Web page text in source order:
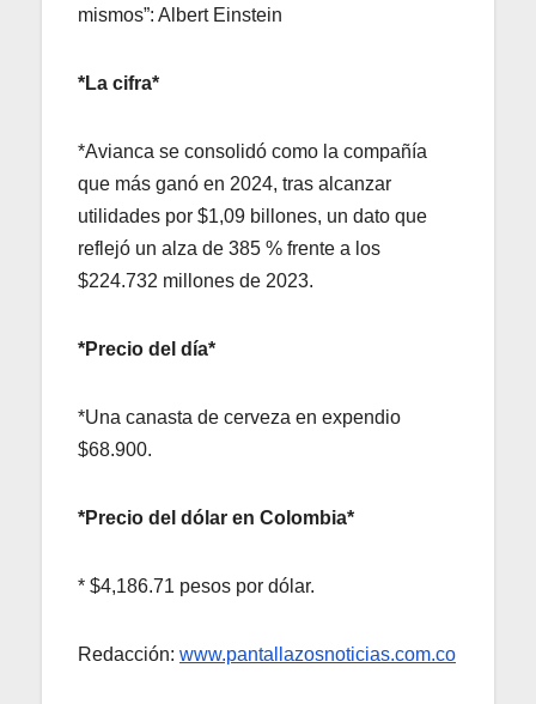
mismos”: Albert Einstein
*La cifra*
*Avianca se consolidó como la compañía
que más ganó en 2024, tras alcanzar
utilidades por $1,09 billones, un dato que
reflejó un alza de 385 % frente a los
$224.732 millones de 2023.
*Precio del día*
*Una canasta de cerveza en expendio
$68.900.
*Precio del dólar en Colombia*
* $4,186.71 pesos por dólar.
Redacción: www.pantallazosnoticias.com.co